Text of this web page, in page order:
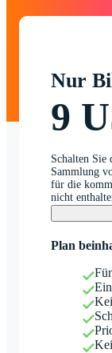
Nur
9
Schalten Sie
Sammlung
für die
nicht
Plan